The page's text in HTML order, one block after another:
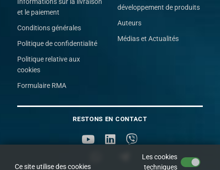
Informations sur la livraison
et le paiement
Conditions générales
Politique de confidentialité
Politique relative aux
cookies
Formulaire RMA
développement de produits
Auteurs
Médias et Actualités
RESTONS EN CONTACT
Ce site utilise des cookies
Les cookies
techniques